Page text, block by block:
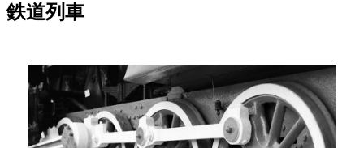
鉄道列車